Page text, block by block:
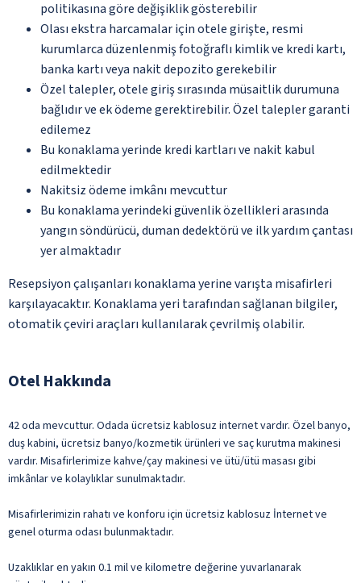
politikasına göre değişiklik gösterebilir
Olası ekstra harcamalar için otele girişte, resmi
kurumlarca düzenlenmiş fotoğraflı kimlik ve kredi kartı,
banka kartı veya nakit depozito gerekebilir
Özel talepler, otele giriş sırasında müsaitlik durumuna
bağlıdır ve ek ödeme gerektirebilir. Özel talepler garanti
edilemez
Bu konaklama yerinde kredi kartları ve nakit kabul
edilmektedir
Nakitsiz ödeme imkânı mevcuttur
Bu konaklama yerindeki güvenlik özellikleri arasında
yangın söndürücü, duman dedektörü ve ilk yardım çantası
yer almaktadır
Resepsiyon çalışanları konaklama yerine varışta misafirleri
karşılayacaktır. Konaklama yeri tarafından sağlanan bilgiler,
otomatik çeviri araçları kullanılarak çevrilmiş olabilir.
Otel Hakkında
42 oda mevcuttur. Odada ücretsiz kablosuz internet vardır. Özel banyo,
duş kabini, ücretsiz banyo/kozmetik ürünleri ve saç kurutma makinesi
vardır. Misafirlerimize kahve/çay makinesi ve ütü/ütü masası gibi
imkânlar ve kolaylıklar sunulmaktadır.
Misafirlerimizin rahatı ve konforu için ücretsiz kablosuz İnternet ve
genel oturma odası bulunmaktadır.
Uzaklıklar en yakın 0.1 mil ve kilometre değerine yuvarlanarak